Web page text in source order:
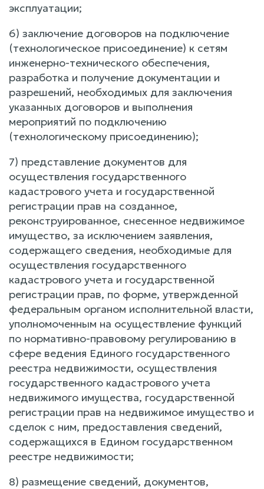
эксплуатации;
6) заключение договоров на подключение
(технологическое присоединение) к сетям
инженерно-технического обеспечения,
разработка и получение документации и
разрешений, необходимых для заключения
указанных договоров и выполнения
мероприятий по подключению
(технологическому присоединению);
7) представление документов для
осуществления государственного
кадастрового учета и государственной
регистрации прав на созданное,
реконструированное, снесенное недвижимое
имущество, за исключением заявления,
содержащего сведения, необходимые для
осуществления государственного
кадастрового учета и государственной
регистрации прав, по форме, утвержденной
федеральным органом исполнительной власти,
уполномоченным на осуществление функций
по нормативно-правовому регулированию в
сфере ведения Единого государственного
реестра недвижимости, осуществления
государственного кадастрового учета
недвижимого имущества, государственной
регистрации прав на недвижимое имущество и
сделок с ним, предоставления сведений,
содержащихся в Едином государственном
реестре недвижимости;
8) размещение сведений, документов,